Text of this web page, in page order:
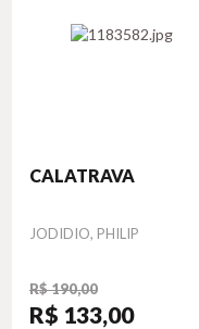
CALATRAVA
Autor
JODIDIO, PHILIP
R$ 190,00
R$ 133,00